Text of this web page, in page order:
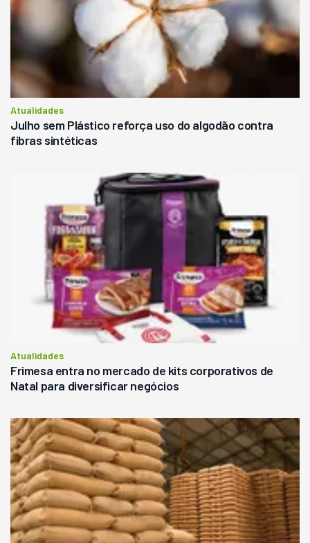
Atualidades
Julho sem Plástico reforça uso do algodão contra
fibras sintéticas
Atualidades
Frimesa entra no mercado de kits corporativos de
Natal para diversificar negócios